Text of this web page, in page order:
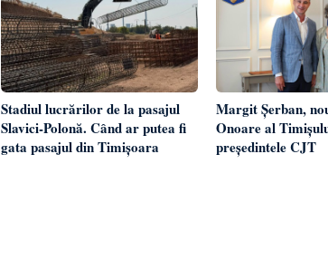
Stadiul lucrărilor de la pasajul
Slavici-Polonă. Când ar putea fi
gata pasajul din Timișoara
Margit Șerban,
Onoare al
președintele CJT